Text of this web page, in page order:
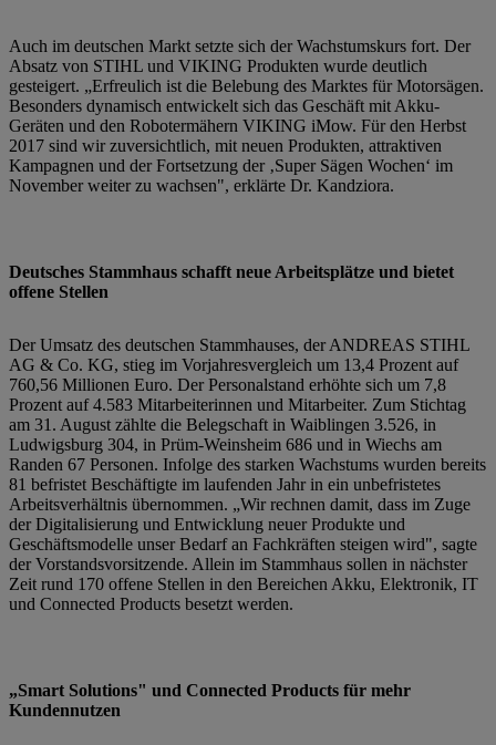
Auch im deutschen Markt setzte sich der Wachstumskurs fort. Der
Absatz von STIHL und VIKING Produkten wurde deutlich
gesteigert. „Erfreulich ist die Belebung des Marktes für Motorsägen.
Besonders dynamisch entwickelt sich das Geschäft mit Akku-
Geräten und den Robotermähern VIKING iMow. Für den Herbst
2017 sind wir zuversichtlich, mit neuen Produkten, attraktiven
Kampagnen und der Fortsetzung der ‚Super Sägen Wochen‘ im
November weiter zu wachsen", erklärte Dr. Kandziora.
Deutsches Stammhaus schafft neue Arbeitsplätze und bietet
offene Stellen
Der Umsatz des deutschen Stammhauses, der ANDREAS STIHL
AG & Co. KG, stieg im Vorjahresvergleich um 13,4 Prozent auf
760,56 Millionen Euro. Der Personalstand erhöhte sich um 7,8
Prozent auf 4.583 Mitarbeiterinnen und Mitarbeiter. Zum Stichtag
am 31. August zählte die Belegschaft in Waiblingen 3.526, in
Ludwigsburg 304, in Prüm-Weinsheim 686 und in Wiechs am
Randen 67 Personen. Infolge des starken Wachstums wurden bereits
81 befristet Beschäftigte im laufenden Jahr in ein unbefristetes
Arbeitsverhältnis übernommen. „Wir rechnen damit, dass im Zuge
der Digitalisierung und Entwicklung neuer Produkte und
Geschäftsmodelle unser Bedarf an Fachkräften steigen wird", sagte
der Vorstandsvorsitzende. Allein im Stammhaus sollen in nächster
Zeit rund 170 offene Stellen in den Bereichen Akku, Elektronik, IT
und Connected Products besetzt werden.
„Smart Solutions" und Connected Products für mehr
Kundennutzen